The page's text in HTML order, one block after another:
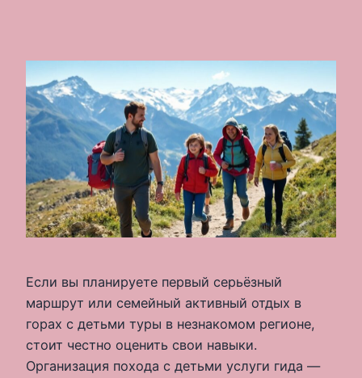
Если вы планируете первый серьёзный
маршрут или семейный активный отдых в
горах с детьми туры в незнакомом регионе,
стоит честно оценить свои навыки.
Организация похода с детьми услуги гида —